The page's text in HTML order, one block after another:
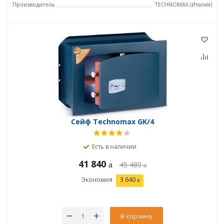
Производитель
TECHNOMAX (Италия)
Сейф Technomax GK/4
Есть в наличии
41 840 45 480
Экономия 3 640
В корзину